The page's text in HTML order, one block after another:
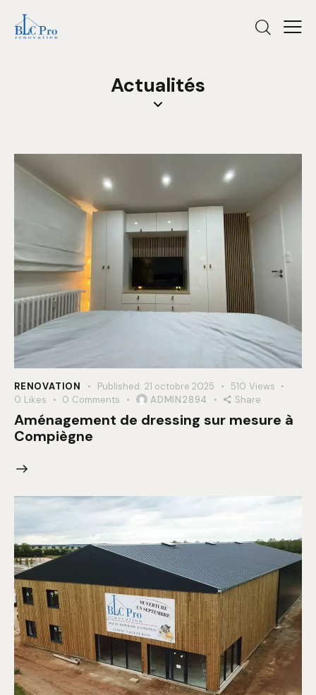
Actualités
RENOVATION Published: 21 octobre 2025 510 Views
0 Likes 0 Comments ADMIN2894 Share
Aménagement de dressing sur mesure à
Compiègne